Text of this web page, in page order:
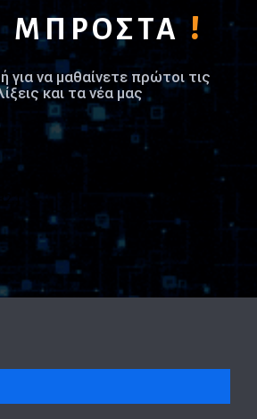
ΜΠΡΟΣΤΑ !
για να μαθαίνετε πρώτοι τις
και τα νέα μας